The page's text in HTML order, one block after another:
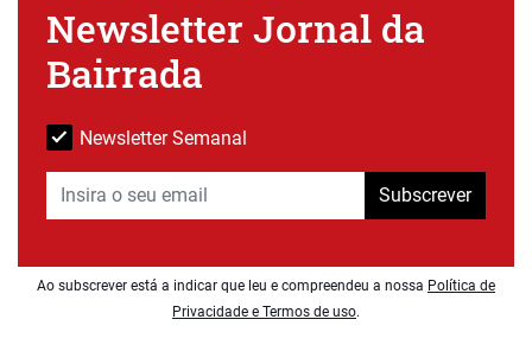
Newsletter Jornal da
Bairrada
Newsletter Semanal
Subscrever
Ao subscrever está a indicar que leu e compreendeu a nossa Política de
Privacidade e Termos de uso.